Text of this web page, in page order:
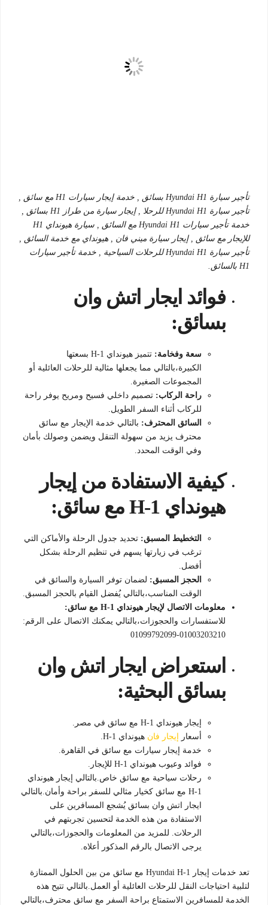
تأجير سيارة Hyundai H1 بسائق , خدمة إيجار سيارات H1 مع سائق ,
تأجير سيارة Hyundai H1 للرحلا , إيجار سيارة من طراز H1 بسائق ,
خدمة تأجير سيارات Hyundai H1 مع السائق , سيارة هيونداي H1
للإيجار مع سائق , إيجار سيارة ميني فان , هيونداي مع خدمة السائق ,
تأجير سيارة Hyundai H1 للرحلات السياحية , خدمة تأجير سيارات
H1 بالسائق.
فوائد ايجار اتش وان
بسائق:
سعة وفخامة:
تتميز هيونداي H-1 بسعتها
الكبيرة،بالتالي مما يجعلها مثالية للرحلات العائلية أو
المجموعات الصغيرة.
راحة الركاب: تصميم داخلي فسيح ومريح يوفر راحة
للركاب أثناء السفر الطويل.
السائق المحترف: بالتالي خدمة الإيجار مع سائق
محترف يزيد من سهولة التنقل ويضمن وصولك بأمان
وفي الوقت المحدد.
كيفية الاستفادة من إيجار
هيونداي H-1 مع سائق:
التخطيط المسبق: تحديد جدول الرحلة والأماكن التي
ترغب في زيارتها يسهم في تنظيم الرحلة بشكل
أفضل.
الحجز المسبق: لضمان توفر السيارة والسائق في
الوقت المناسب،بالتالي يُفضل القيام بالحجز المسبق.
معلومات الاتصال لإيجار هيونداي H-1 مع سائق:
للاستفسارات والحجوزات،بالتالي يمكنك الاتصال على الرقم:
01003203210-01099792099
استعراض ايجار اتش وان
بسائق البحثية:
إيجار هيونداي H-1 مع سائق في مصر.
أسعار
إيجار فان هيونداي H-1.
خدمة إيجار سيارات مع سائق في القاهرة.
فوائد وعيوب هيونداي H-1 للإيجار.
رحلات سياحية مع سائق خاص.بالتالي إيجار هيونداي
H-1 مع سائق كخيار مثالي للسفر براحة وأمان.بالتالي
ايجار اتش وان بسائق يُشجع المسافرين على
الاستفادة من هذه الخدمة لتحسين تجربتهم في
الرحلات. للمزيد من المعلومات والحجوزات،بالتالي
يرجى الاتصال بالرقم المذكور أعلاه.
تعد خدمات إيجار Hyundai H-1 مع سائق من بين الحلول الممتازة
لتلبية احتياجات النقل للرحلات العائلية أو العمل.بالتالي تتيح هذه
الخدمة للمسافرين الاستمتاع براحة السفر مع سائق محترف،بالتالي